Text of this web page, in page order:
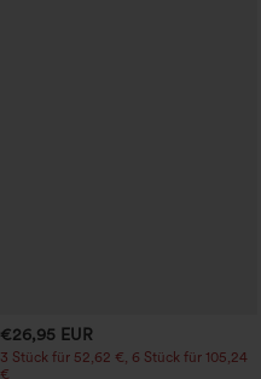
€26,95 EUR
3 Stück für 52,62 €, 6 Stück für 105,24
€